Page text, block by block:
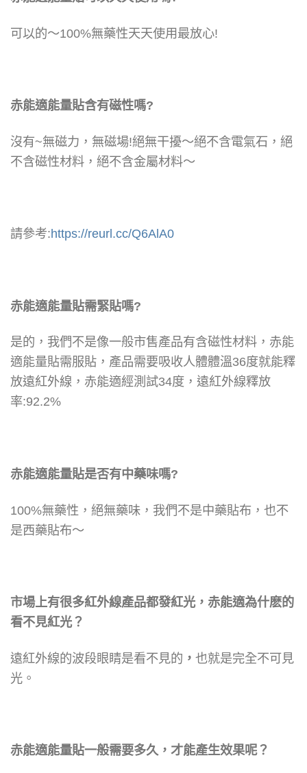
可以的～100%無藥性天天使用最放心!
赤能適能量貼含有磁性嗎?
沒有~無磁力，無磁場!絕無干擾～絕不含電氣石，絕
不含磁性材料，絕不含金屬材料～
請參考:https://reurl.cc/Q6AlA0
赤能適能量貼需緊貼嗎?
是的， 我們不是像一般市售產品有含磁性材料， 赤能
適能量貼需服貼， 產品需要吸收人體體溫36度就能釋
放遠紅外線， 赤能適經測試34度，遠紅外線釋放
率:92.2%
赤能適能量貼是否有中藥味嗎?
100%無藥性， 絕無藥味， 我們不是中藥貼布，也不
是西藥貼布～
市場上有很多紅外線產品都發紅光，赤能適為什麽的
看不見紅光？
遠紅外線的波段眼睛是看不見的 ， 也就是完全不可見
光。
赤能適能量貼一般需要多久，才能產生效果呢？